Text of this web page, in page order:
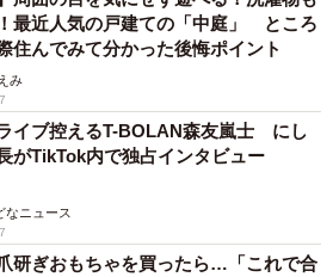
運用に回せる人は何が違う？ 「退職
さ」より重要な“ある経験”とは
なニュース情報部
来10カ月ぶり」全焼した自宅訪れた林
呆然
なトピック